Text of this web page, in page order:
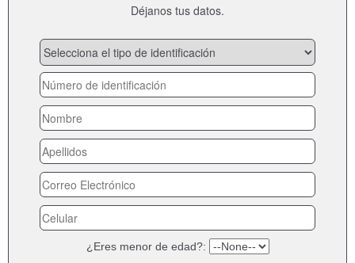
Déjanos tus datos.
¿Eres menor de edad?: